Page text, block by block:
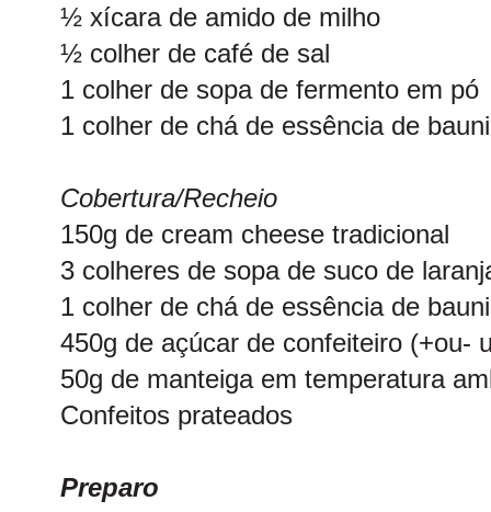
½ xícara de amido de milho
½ colher de café de sal
1 colher de sopa de fermento em pó
1 colher de chá de essência de
Cobertura/Recheio
150g de cream cheese tradicional
3 colheres de sopa de suco de
1 colher de chá de essência de
450g de açúcar de confeiteiro (+ou-
50g de manteiga em temperatura
Confeitos prateados
Preparo